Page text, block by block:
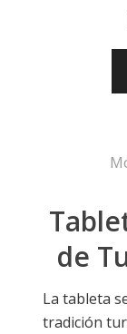
de
La tableta
tradición